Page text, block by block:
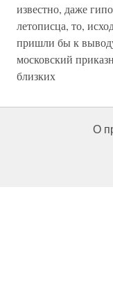
известно, даже
летописца, то,
пришли бы к
московский
близких
О